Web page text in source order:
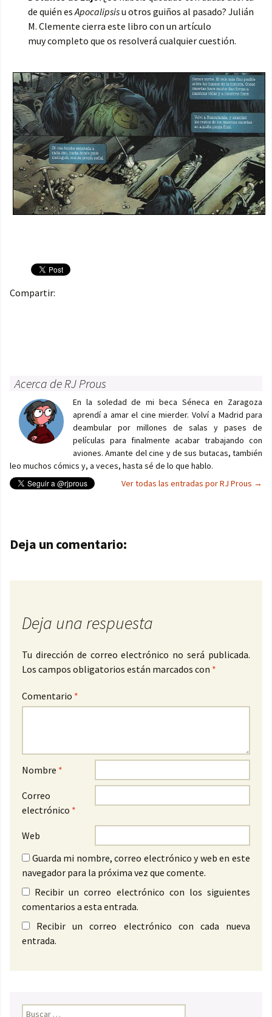
de quién esApocalipsisu otros guiños al pasado? Julián
M. Clemente cierra este libro con un artículo
muy completo que os resolverá cualquier cuestión.
Compartir:
Acerca de RJ Prous
En la soledad de mi beca Séneca en Zaragoza
aprendí a amar el cine mierder. Volví a Madrid para
deambular por millones de salas y pases de
películas para finalmente acabar trabajando con
aviones. Amante del cine y de sus butacas, también
leo muchos cómics y, a veces, hasta sé de lo que hablo.
Ver todas las entradas por RJ Prous →
Navegación de entradas
Deja un comentario:
Deja una respuesta
Tu dirección de correo electrónico no será publicada.
Los campos obligatorios están marcados con *
Comentario *
Nombre *
Correo
electrónico *
Web
Guarda mi nombre, correo electrónico y web en este
navegador para la próxima vez que comente.
Recibir un correo electrónico con los siguientes
comentarios a esta entrada.
Recibir un correo electrónico con cada nueva
entrada.
Buscar: